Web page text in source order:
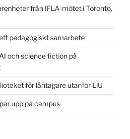
från IFLA-mötet i Toronto,
pedagogiskt samarbete
och science fiction på
för låntagare utanför LiU
upp på campus